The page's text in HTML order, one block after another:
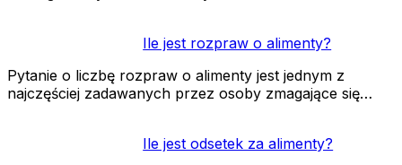
Ile jest rozpraw o alimenty?
Pytanie o liczbę rozpraw o alimenty jest jednym z
najczęściej zadawanych przez osoby zmagające się…
Ile jest odsetek za alimenty?